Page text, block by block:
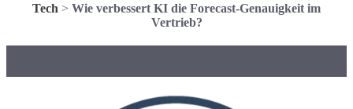
Tech > Wie verbessert KI die Forecast-Genauigkeit im
Vertrieb?